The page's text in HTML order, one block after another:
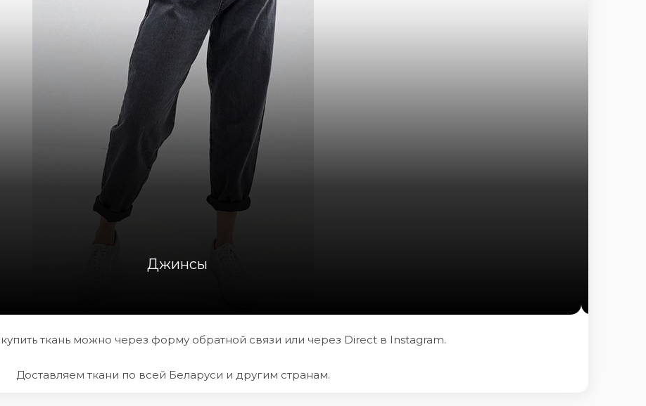
Джинсы
ткань можно через форму обратной связи или через Direct в Instagram.
Доставляем ткани по всей Беларуси и другим странам.